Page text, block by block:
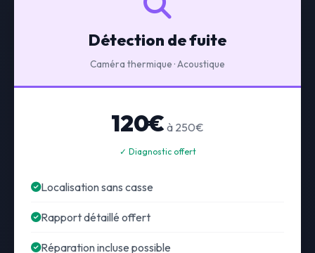
Détection de fuite
Caméra thermique · Acoustique
120€ à 250€
✓ Diagnostic offert
Localisation sans casse
Rapport détaillé offert
Réparation incluse possible